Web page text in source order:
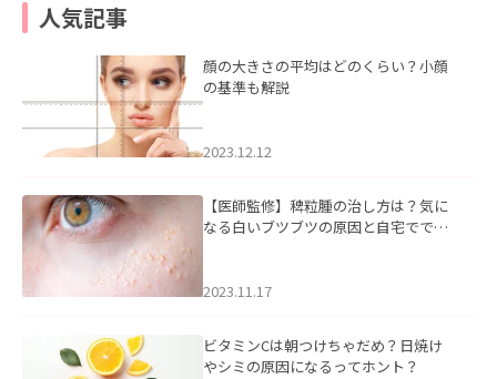
人気記事
顔の大きさの平均はどのくらい？小顔
の基準も解説
2023.12.12
【医師監修】稗粒腫の治し方は？気に
なる白いブツブツの原因と自宅ででき
2023.11.17
ビタミンCは朝つけちゃだめ？日焼け
やシミの原因になるってホント？